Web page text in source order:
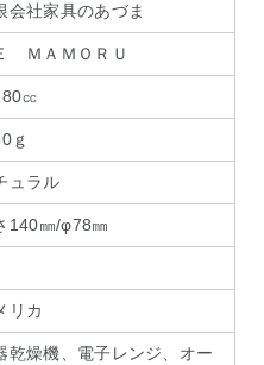
会社家具のあづま
ＭＡＭＯＲＵ
㏄
ｇ
ュラル
140㎜/φ78㎜
リカ
乾燥機、電子レンジ、オー